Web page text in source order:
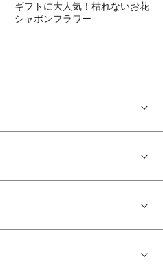
ギフトに大人気！枯れないお花
シャボンフラワー